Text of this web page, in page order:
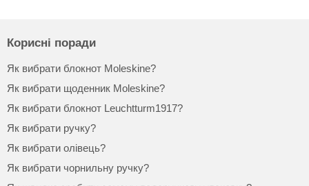
Корисні поради
Як вибрати блокнот Moleskine?
Як вибрати щоденник Moleskine?
Як вибрати блокнот Leuchtturm1917?
Як вибрати ручку?
Як вибрати олівець?
Як вибрати чорнильну ручку?